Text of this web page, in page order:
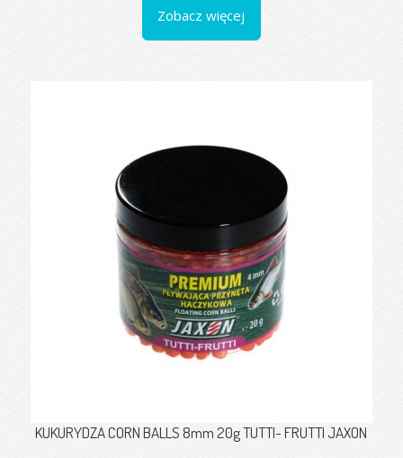
Zobacz więcej
KUKURYDZA CORN BALLS 8mm 20g TUTTI- FRUTTI JAXON